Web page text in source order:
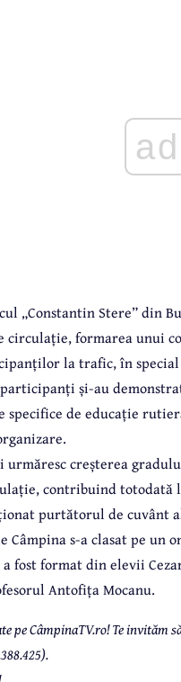
ad
„Constantin Stere” din
formarea unui
la trafic, în
și-au
de educație
creșterea
contribuind totodată
purtătorul de cuvânt
Câmpina s-a clasat pe un
fost format din elevii
Antofița Mocanu.
pe CâmpinaTV.ro! Te invităm